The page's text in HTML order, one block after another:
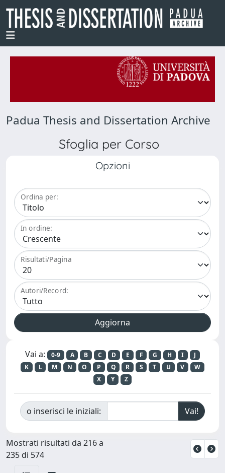
Padua Thesis and Dissertation Archive
Sfoglia per Corso
Opzioni
Ordina per:
In ordine:
Risultati/Pagina
Autori/Record:
Vai a: 0-9 A B C D E F G H I
J
K
L M N O P Q R S T U V
W
X
Y Z
o inserisci le iniziali:
Mostrati risultati da 216 a
235 di 574